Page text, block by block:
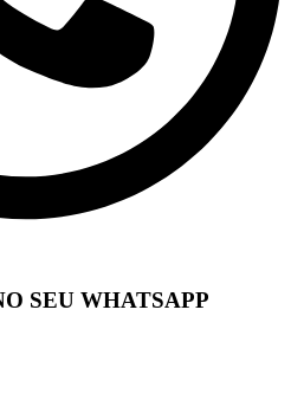
SEU WHATSAPP